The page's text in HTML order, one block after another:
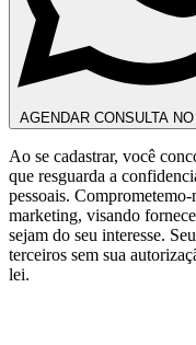
AGENDAR CONSULTA
Ao se cadastrar, você
que resguarda a
pessoais.
marketing, visando
sejam do seu interesse.
terceiros sem sua
lei.